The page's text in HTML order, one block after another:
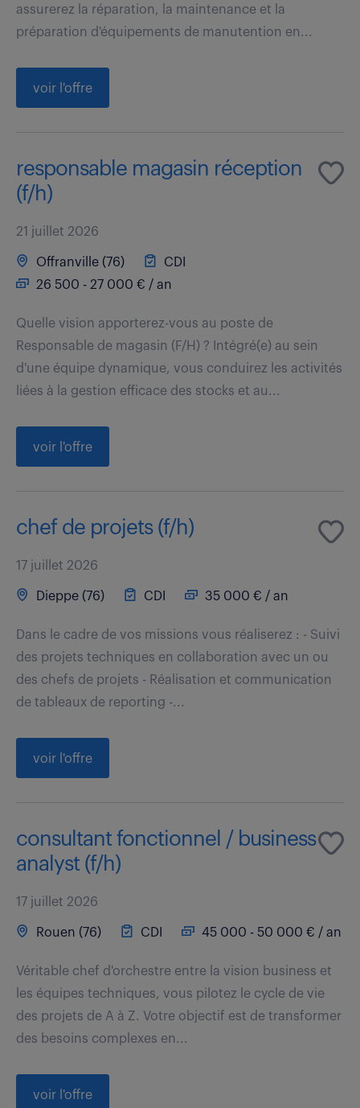
assurerez la réparation, la maintenance et la
préparation d'équipements de manutention en...
voir l'offre
responsable magasin réception
(f/h)
21 juillet 2026
Offranville (76)
CDI
26 500 - 27 000 € / an
Quelle vision apporterez-vous au poste de
Responsable de magasin (F/H) ? Intégré(e) au sein
d'une équipe dynamique, vous conduirez les activités
liées à la gestion efficace des stocks et au...
voir l'offre
chef de projets (f/h)
17 juillet 2026
Dieppe (76) CDI 35 000 € / an
Dans le cadre de vos missions vous réaliserez : - Suivi
des projets techniques en collaboration avec un ou
des chefs de projets - Réalisation et communication
de tableaux de reporting -...
voir l'offre
consultant fonctionnel / business
analyst (f/h)
17 juillet 2026
Rouen (76) CDI 45 000 - 50 000 € / an
Véritable chef d'orchestre entre la vision business et
les équipes techniques, vous pilotez le cycle de vie
des projets de A à Z. Votre objectif est de transformer
des besoins complexes en...
voir l'offre